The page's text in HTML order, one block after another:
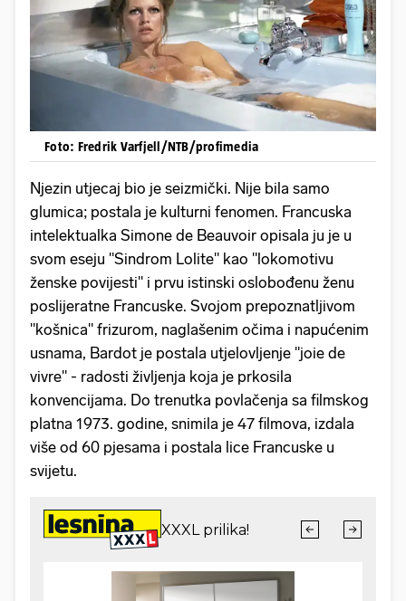
Foto: Fredrik Varfjell/NTB/profimedia
Njezin utjecaj bio je seizmički. Nije bila samo
glumica; postala je kulturni fenomen. Francuska
intelektualka Simone de Beauvoir opisala ju je u
svom eseju "Sindrom Lolite" kao "lokomotivu
ženske povijesti" i prvu istinski oslobođenu ženu
poslijeratne Francuske. Svojom prepoznatljivom
"košnica" frizurom, naglašenim očima i napućenim
usnama, Bardot je postala utjelovljenje "joie de
vivre" - radosti življenja koja je prkosila
konvencijama. Do trenutka povlačenja sa filmskog
platna 1973. godine, snimila je 47 filmova, izdala
više od 60 pjesama i postala lice Francuske u
svijetu.